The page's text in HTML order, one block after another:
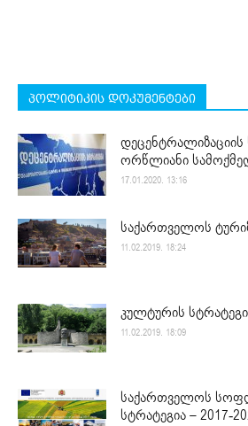
პოლიტიკის დოკუმენტები
დეცენტრალიზაციის
ორწლიანი
17.01.2020. 13:16
საქართველოს
11.02.2019. 18:24
კულტურის
11.02.2019. 18:09
საქართველოს
სტრატეგია – 2017-